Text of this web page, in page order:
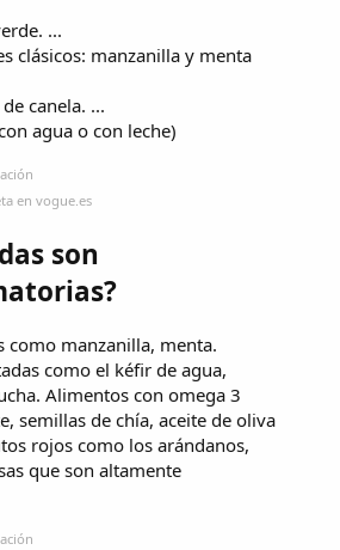
...
clásicos: manzanilla y menta
canela. ...
agua o con leche)
en vogue.es
son
como manzanilla, menta.
como el kéfir de agua,
Alimentos con omega 3
semillas de chía, aceite de oliva
rojos como los arándanos,
que son altamente